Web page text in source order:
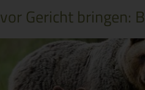
Gericht bringen: